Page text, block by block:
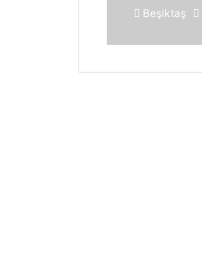
Beşiktaş